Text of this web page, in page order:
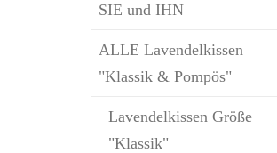
SIE und IHN
ALLE Lavendelkissen
"Klassik & Pompös"
Lavendelkissen Größe
"Klassik"